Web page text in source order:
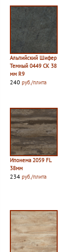
Альпийский Шифер
Темный 0449 СК 38
мм R9
240 руб./плита
Ипонема 2059 FL
38мм
234 руб./плита